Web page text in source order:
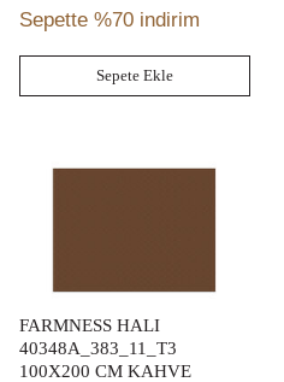
Sepette %70 indirim
Sepete Ekle
FARMNESS HALI
40348A_383_11_T3
100X200 CM KAHVE